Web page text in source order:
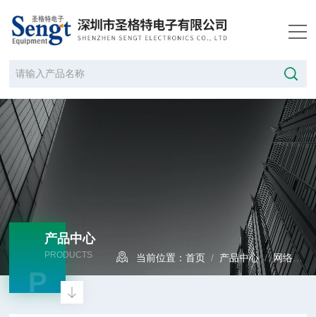
产品中心
PRODUCTS
P
当前位置：首页 / 产品中心/网络分析仪